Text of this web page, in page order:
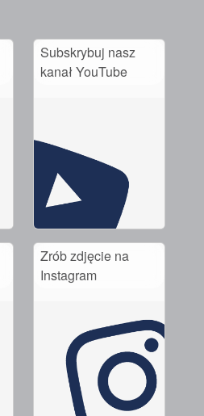
Subskrybuj nasz
kanał YouTube
Zrób zdjęcie na
Instagram